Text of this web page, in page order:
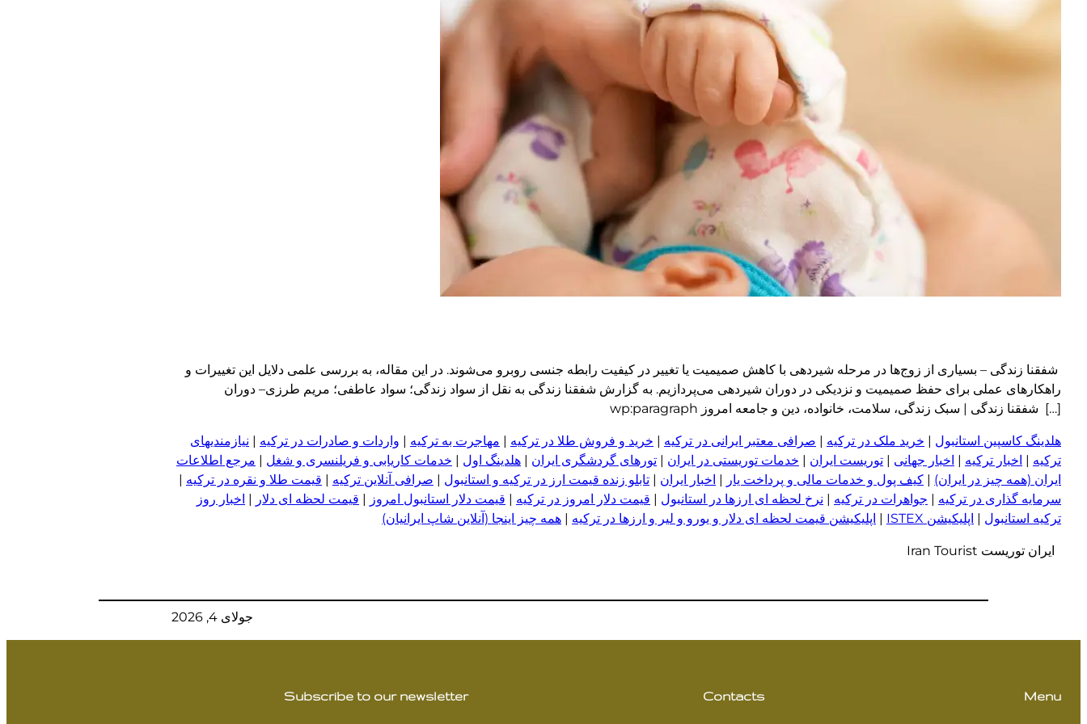
شفقنا زندگی – بسیاری از زوج‌ها در مرحله شیردهی با کاهش صمیمیت یا تغییر در کیفیت رابطه جنسی روبرو می‌شوند. در این مقاله، به بررسی علمی دلایل این تغییرات و
راهکارهای عملی برای حفظ صمیمیت و نزدیکی در دوران شیردهی می‌پردازیم. به گزارش شفقنا زندگی به نقل از سواد زندگی؛ سواد عاطفی؛ مریم طرزی– دوران
[…] شفقنا زندگی | سبک زندگی، سلامت، خانواده، دین و جامعه امروز wp:paragraph
هلدینگ کاسپین استانبول | خرید ملک در ترکیه | صرافی معتبر ایرانی در ترکیه | خرید و فروش طلا در ترکیه | مهاجرت به ترکیه | واردات و صادرات در ترکیه | نیازمندیهای
ترکیه | اخبار ترکیه | اخبار جهانی | توریست ایران | خدمات توریستی در ایران | تورهای گردشگری ایران | هلدینگ اول | خدمات کاریابی و فریلنسری و شغل | مرجع اطلاعات
ایران (همه چیز در ایران) | کیف پول و خدمات مالی و پرداخت یار | اخبار ایران | تابلو زنده قیمت ارز در ترکیه و استانبول | صرافی آنلاین ترکیه | قیمت طلا و نقره در ترکیه |
سرمایه گذاری در ترکیه | جواهرات در ترکیه | نرخ لحظه ای ارزها در استانبول | قیمت دلار امروز در ترکیه | قیمت دلار استانبول امروز | قیمت لحظه ای دلار | اخبار روز
ترکیه استانبول | اپلیکیشن ISTEX | اپلیکیشن قیمت لحظه ای دلار و یورو و لیر و ار زها در ترکیه | همه چیز اینجا (آنلاین شاپ ایرانیان)
ایران توریست Iran Tourist
جولای 4, 2026
Menu
Contacts
Subscribe to our newsletter